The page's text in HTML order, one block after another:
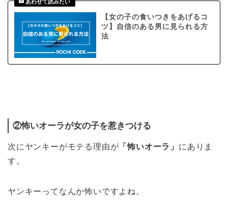
【女の子の食いつきをあげるコ
ツ】自信のある男に見られる方
法
②怖いオーラが女の子を惹きつける
次にヤンキーがモテる理由が 「怖いオーラ」 にありま
す。
ヤンキーってなんか怖いですよね。